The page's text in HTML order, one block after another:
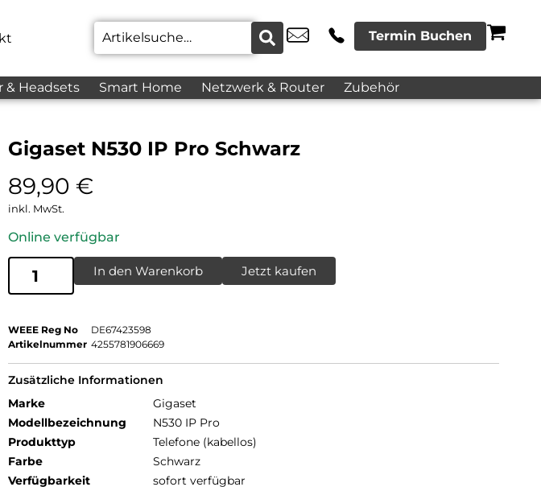
Termin Buchen
& Headsets Smart Home Netzwerk & Router Zubehör
Gigaset N530 IP Pro Schwarz
89,90 €
inkl. MwSt.
Online verfügbar
In den Warenkorb Jetzt kaufen
WEEE Reg No
DE67423598
Artikelnummer 4255781906669
Zusätzliche Informationen
Marke
Gigaset
Modellbezeichnung
N530 IP Pro
Produkttyp
Telefone (kabellos)
Farbe
Schwarz
Verfügbarkeit
sofort verfügbar